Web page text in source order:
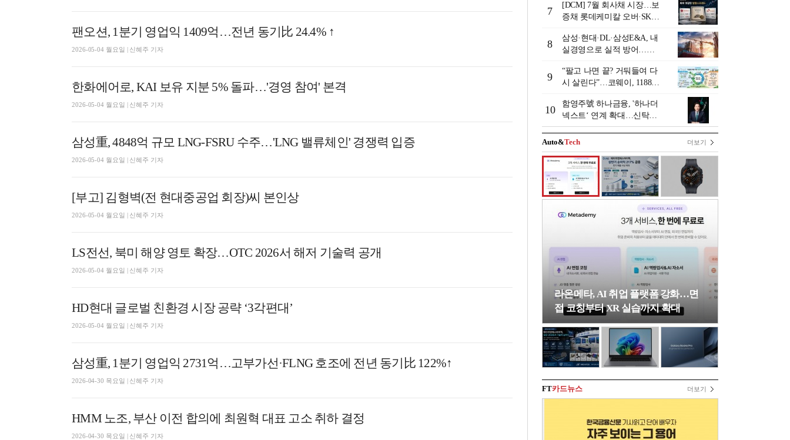
팬오션, 1분기 영업익 1409억…전년 동기比 24.4% ↑
2026-05-04 월요일 | 신혜주 기자
한화에어로, KAI 보유 지분 5% 돌파…'경영 참여' 본격
2026-05-04 월요일 | 신혜주 기자
삼성重, 4848억 규모 LNG-FSRU 수주…'LNG 밸류체인' 경쟁력 입증
2026-05-04 월요일 | 신혜주 기자
[부고] 김형벽(전 현대중공업 회장)씨 본인상
2026-05-04 월요일 | 신혜주 기자
LS전선, 북미 해양 영토 확장…OTC 2026서 해저 기술력 공개
2026-05-04 월요일 | 신혜주 기자
HD현대 글로벌 친환경 시장 공략 ‘3각편대’
2026-05-04 월요일 | 신혜주 기자
삼성重, 1분기 영업익 2731억…고부가선·FLNG 호조에 전년 동기比 122%↑
2026-04-30 목요일 | 신혜주 기자
HMM 노조, 부산 이전 합의에 최원혁 대표 고소 취하 결정
2026-04-30 목요일 | 신혜주 기자
(상)]
7
[DCM] 7월 회사채 시장…보
증채 롯데케미칼 오버·SK에
8
삼성·현대·DL·삼성E&A, 내
실경영으로 실적 방어…미
9
“팔고 나면 끝? 거둬들여 다
시 살린다”…코웨이, 1188만
10
함영주號 하나금융, '하나더
넥스트‘ 연계 확대…신탁수
수료 2배 증가 효과 [금융 시
니어 비즈니스 돋보기]
Auto&Tech 더보기
라온메타, AI 취업 플랫폼 강화…면
접 코칭부터 XR 실습까지 확대
FT카드뉴스 더보기